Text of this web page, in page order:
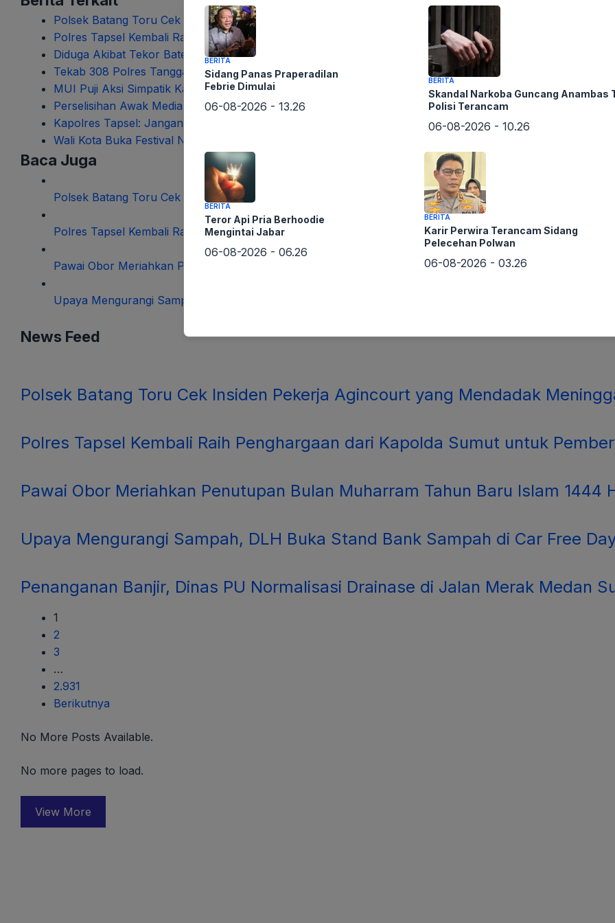
Polsek Batang Toru Cek Insiden Pekerja Agincourt yang Mendadak Meninggal
Polres Tapsel Kembali Raih Penghargaan dari Kapolda Sumut untuk Pemberitaan
Diduga Akibat Tekor Baterai, Truk Pengangkut Escavator Masuk Jurang
Tekab 308 Polres Tanggamus Tangkap Bandar Togel di Gunung Alip
MUI Puji Aksi Simpatik Kapolres Tapsel
Perselisihan Awak Media dan Kakon Air Bakoman Berakhir Damai
Kapolres Tapsel: Jangan Ada Personel yang Terlibat Judi, Narkoba dan Miras
Wali Kota Buka Festival Nasyid Ke 5 Muslimat NU Se Kota P.Sidempuan
Baca Juga
Polsek Batang Toru Cek Insiden Pekerja Agincourt yang Mendadak Meninggal
Polres Tapsel Kembali Raih Penghargaan dari Kapolda Sumut untuk Pemberitaan
Pawai Obor Meriahkan Penutupan Bulan Muharram Tahun Baru Islam 1444 H
Upaya Mengurangi Sampah, DLH Buka Stand Bank Sampah di Car Free Day
News Feed
Polsek Batang Toru Cek Insiden Pekerja Agincourt yang Mendadak
Polres Tapsel Kembali Raih Penghargaan dari Kapolda Sumut untuk
Pawai Obor Meriahkan Penutupan Bulan Muharram Tahun Baru Islam 1444
Upaya Mengurangi Sampah, DLH Buka Stand Bank Sampah di Car Free
Penanganan Banjir, Dinas PU Normalisasi Drainase di Jalan Merak Medan
1
2
3
…
2.931
Berikutnya
No More Posts Available.
No more pages to load.
View More
BERITA
Sidang Panas Praperadilan
Febrie Dimulai
06-08-2026 - 13.26
BERITA
Skandal Narkoba Guncang Anambas
Polisi Terancam
06-08-2026 - 10.26
BERITA
Teror Api Pria Berhoodie
Mengintai Jabar
06-08-2026 - 06.26
BERITA
Karir Perwira Terancam Sidang
Pelecehan Polwan
06-08-2026 - 03.26